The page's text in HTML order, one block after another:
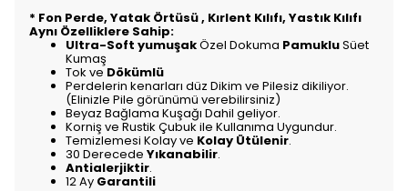
* Fon Perde, Yatak Örtüsü , Kırlent Kılıfı, Yastık Kılıfı
Aynı Özelliklere Sahip:
Ultra-Soft yumuşakÖzel Dokuma PamukluSüet
Kumaş
Tok veDökümlü
Perdelerin kenarları düz Dikim ve Pilesiz dikiliyor.
(Elinizle Pile görünümü verebilirsiniz)
Beyaz Bağlama Kuşağı Dahil geliyor.
Korniş ve Rustik Çubuk ile Kullanıma Uygundur.
Temizlemesi Kolay ve Kolay Ütülenir.
30 Derecede Yıkanabilir.
Antialerjiktir.
12 Ay Garantili